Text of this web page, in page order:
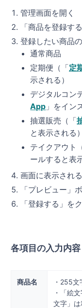
管理画面を開く
「商品を登録す
登録したい商品
通常商品
定期便（「定
示される）
デジタルコン
App 」をイン
抽選販売（「
と表示される）
テイクアウト
ールすると表
画面に表示され
「プレビュー」
「登録する」を
各項目の入力内容
商品名
・255
・「絵
文字」